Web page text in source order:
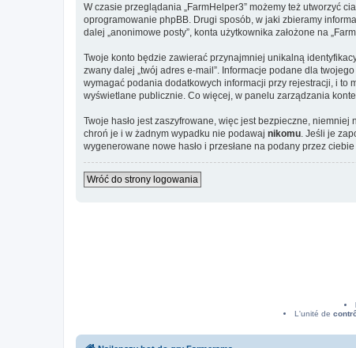
W czasie przeglądania „FarmHelper3” możemy też utworzyć
oprogramowanie phpBB. Drugi sposób, w jaki zbieramy
dalej „anonimowe posty”, konta użytkownika założone na
Twoje konto będzie zawierać przynajmniej unikalną
zwany dalej „twój adres e-mail”. Informacje podane dla
wymagać podania dodatkowych informacji przy rejestracji, i to
wyświetlane publicznie. Co więcej, w panelu zarządzania
Twoje hasło jest zaszyfrowane, więc jest bezpieczne,
chroń je i w żadnym wypadku nie podawaj nikomu . Jeśli je
wygenerowane nowe hasło i przesłane na podany przez
Wróć do strony logowania
L'unité de